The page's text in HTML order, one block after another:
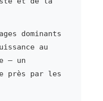
dominants
au
— un
près par les